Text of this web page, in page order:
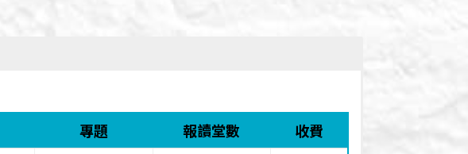
專題 報讀堂數
收費